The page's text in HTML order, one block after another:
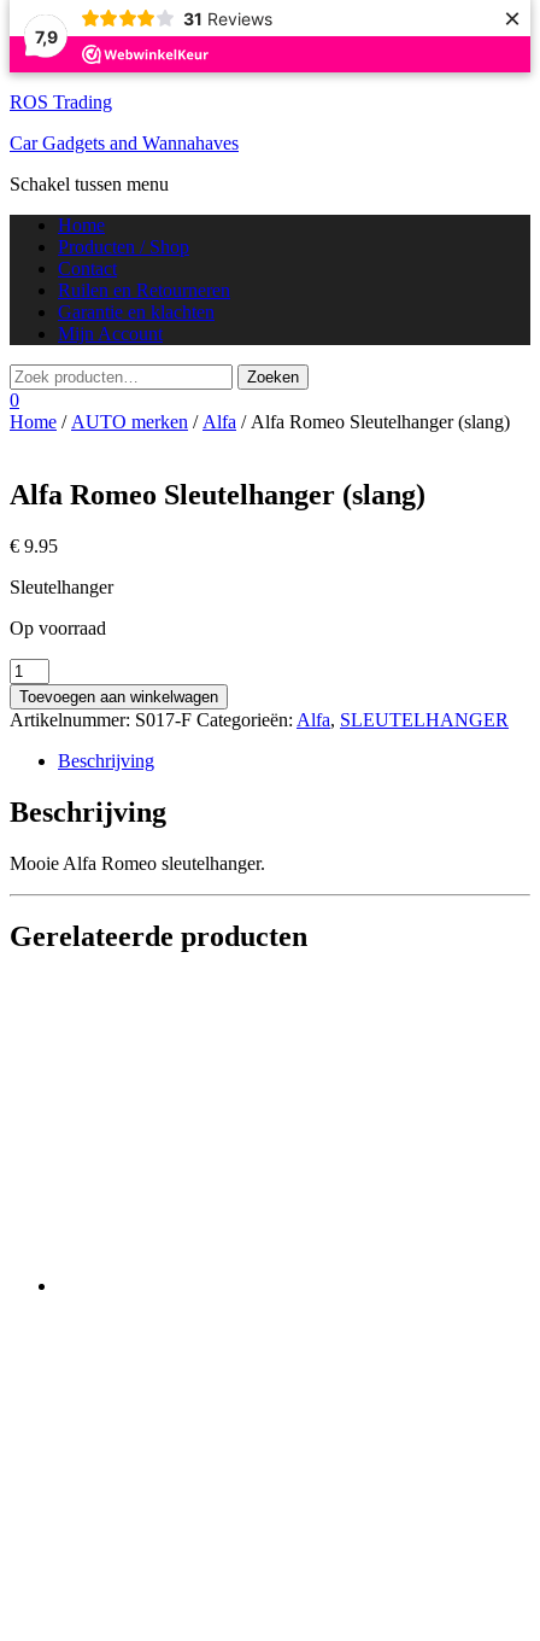
7,9
31 Reviews ×
ROS Trading
Car Gadgets and Wannahaves
Schakel tussen menu
Home
Producten / Shop
Contact
Ruilen en Retourneren
Garantie en klachten
Mijn Account
0
Home / AUTO merken / Alfa / Alfa Romeo Sleutelhanger (slang)
Alfa Romeo Sleutelhanger (slang)
€ 9.95
Sleutelhanger
Op voorraad
Alfa
Romeo
Sleutelhanger
(slang)
aantal
Toevoegen aan winkelwagen
Artikelnummer: S017-F Categorieën: Alfa, SLEUTELHANGER
Beschrijving
Beschrijving
Mooie Alfa Romeo sleutelhanger.
Gerelateerde producten